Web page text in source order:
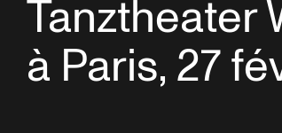
Tanztheater
à Paris, 27